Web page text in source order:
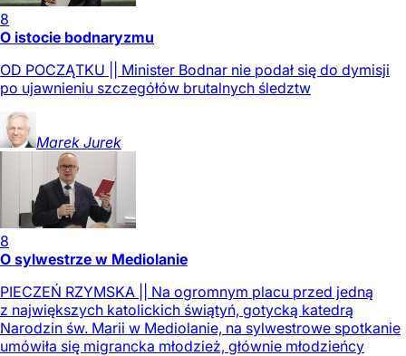
8
O istocie bodnaryzmu
OD POCZĄTKU || Minister Bodnar nie podał się do dymisji
po ujawnieniu szczegółów brutalnych śledztw
Marek Jurek
8
O sylwestrze w Mediolanie
PIECZEŃ RZYMSKA || Na ogromnym placu przed jedną
z największych katolickich świątyń, gotycką katedrą
Narodzin św. Marii w Mediolanie, na sylwestrowe spotkanie
umówiła się migrancka młodzież, głównie młodzieńcy